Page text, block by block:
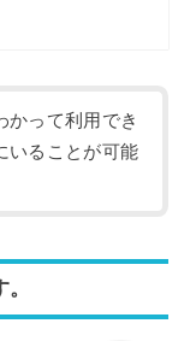
かって利用でき
いることが可能